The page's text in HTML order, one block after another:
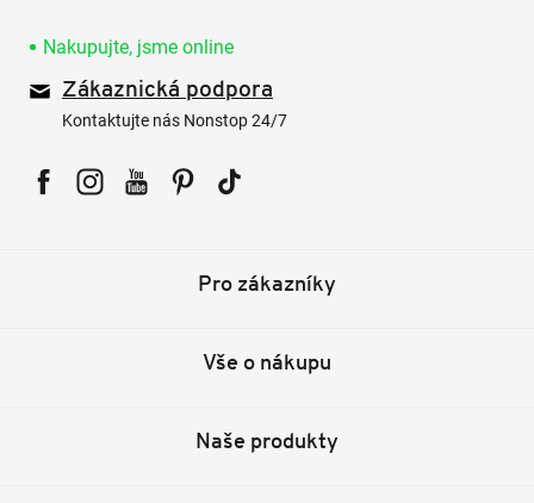
Nakupujte, jsme online
Zákaznická podpora
Kontaktujte nás Nonstop 24/7
Pro zákazníky
Vše o nákupu
Naše produkty